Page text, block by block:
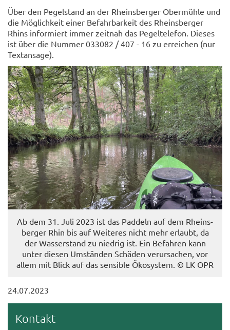
Über den Pe­gel­stand an der Rheins­ber­ger Ober­müh­le und
die Mög­lich­keit einer Be­fahr­bar­keit des Rheins­ber­ger
Rhins in­for­miert immer zeit­nah das Pe­gel­te­le­fon. Die­ses
ist über die Num­mer 033082 / 407 - 16 zu er­rei­chen (nur
Text­an­sa­ge).
Ab dem 31. Juli 2023 ist das Pad­deln auf dem Rheins­
ber­ger Rhin bis auf Wei­te­res nicht mehr er­laubt, da
der Was­ser­stand zu nied­rig ist. Ein Be­fah­ren kann
unter die­sen Um­stän­den Schä­den ver­ur­sa­chen, vor
allem mit Blick auf das sen­si­ble Öko­sys­tem. © LK OPR
24.07.2023
Kon­takt